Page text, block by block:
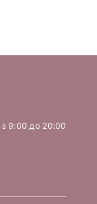
9:00 до 20:00